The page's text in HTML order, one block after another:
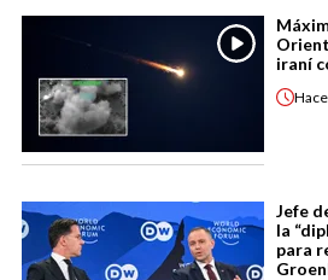
iraní
Hace
Jefe
la
para